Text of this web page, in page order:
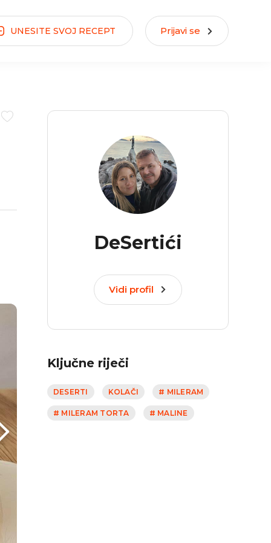
UNESITE SVOJ RECEPT Prijavi se
DeSertići
Vidi profil
Ključne riječi
DESERTI KOLAČI # MILERAM
# MILERAM TORTA # MALINE